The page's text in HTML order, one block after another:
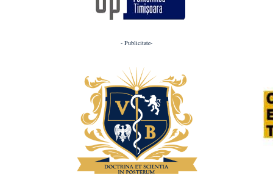
- Publicitate-